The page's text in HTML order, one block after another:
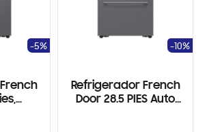
-5%
Refrigerador French
Door 28.5 PIES Auto
-10%